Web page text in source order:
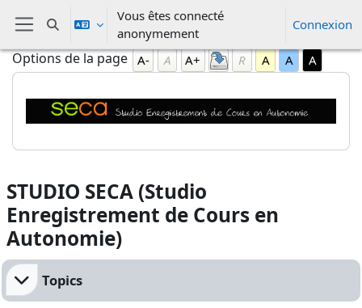
Passer au contenu principal
Panneau latéral
Activer/désactiver la saisie de recherche
Vous êtes connecté
anonymement
Connexion
Blocs
Passer Options de la page
Options de la page A- A A+ R A A A
Blocs
STUDIO SECA (Studio
Enregistrement de Cours en
Autonomie)
Résumé de section
Topics